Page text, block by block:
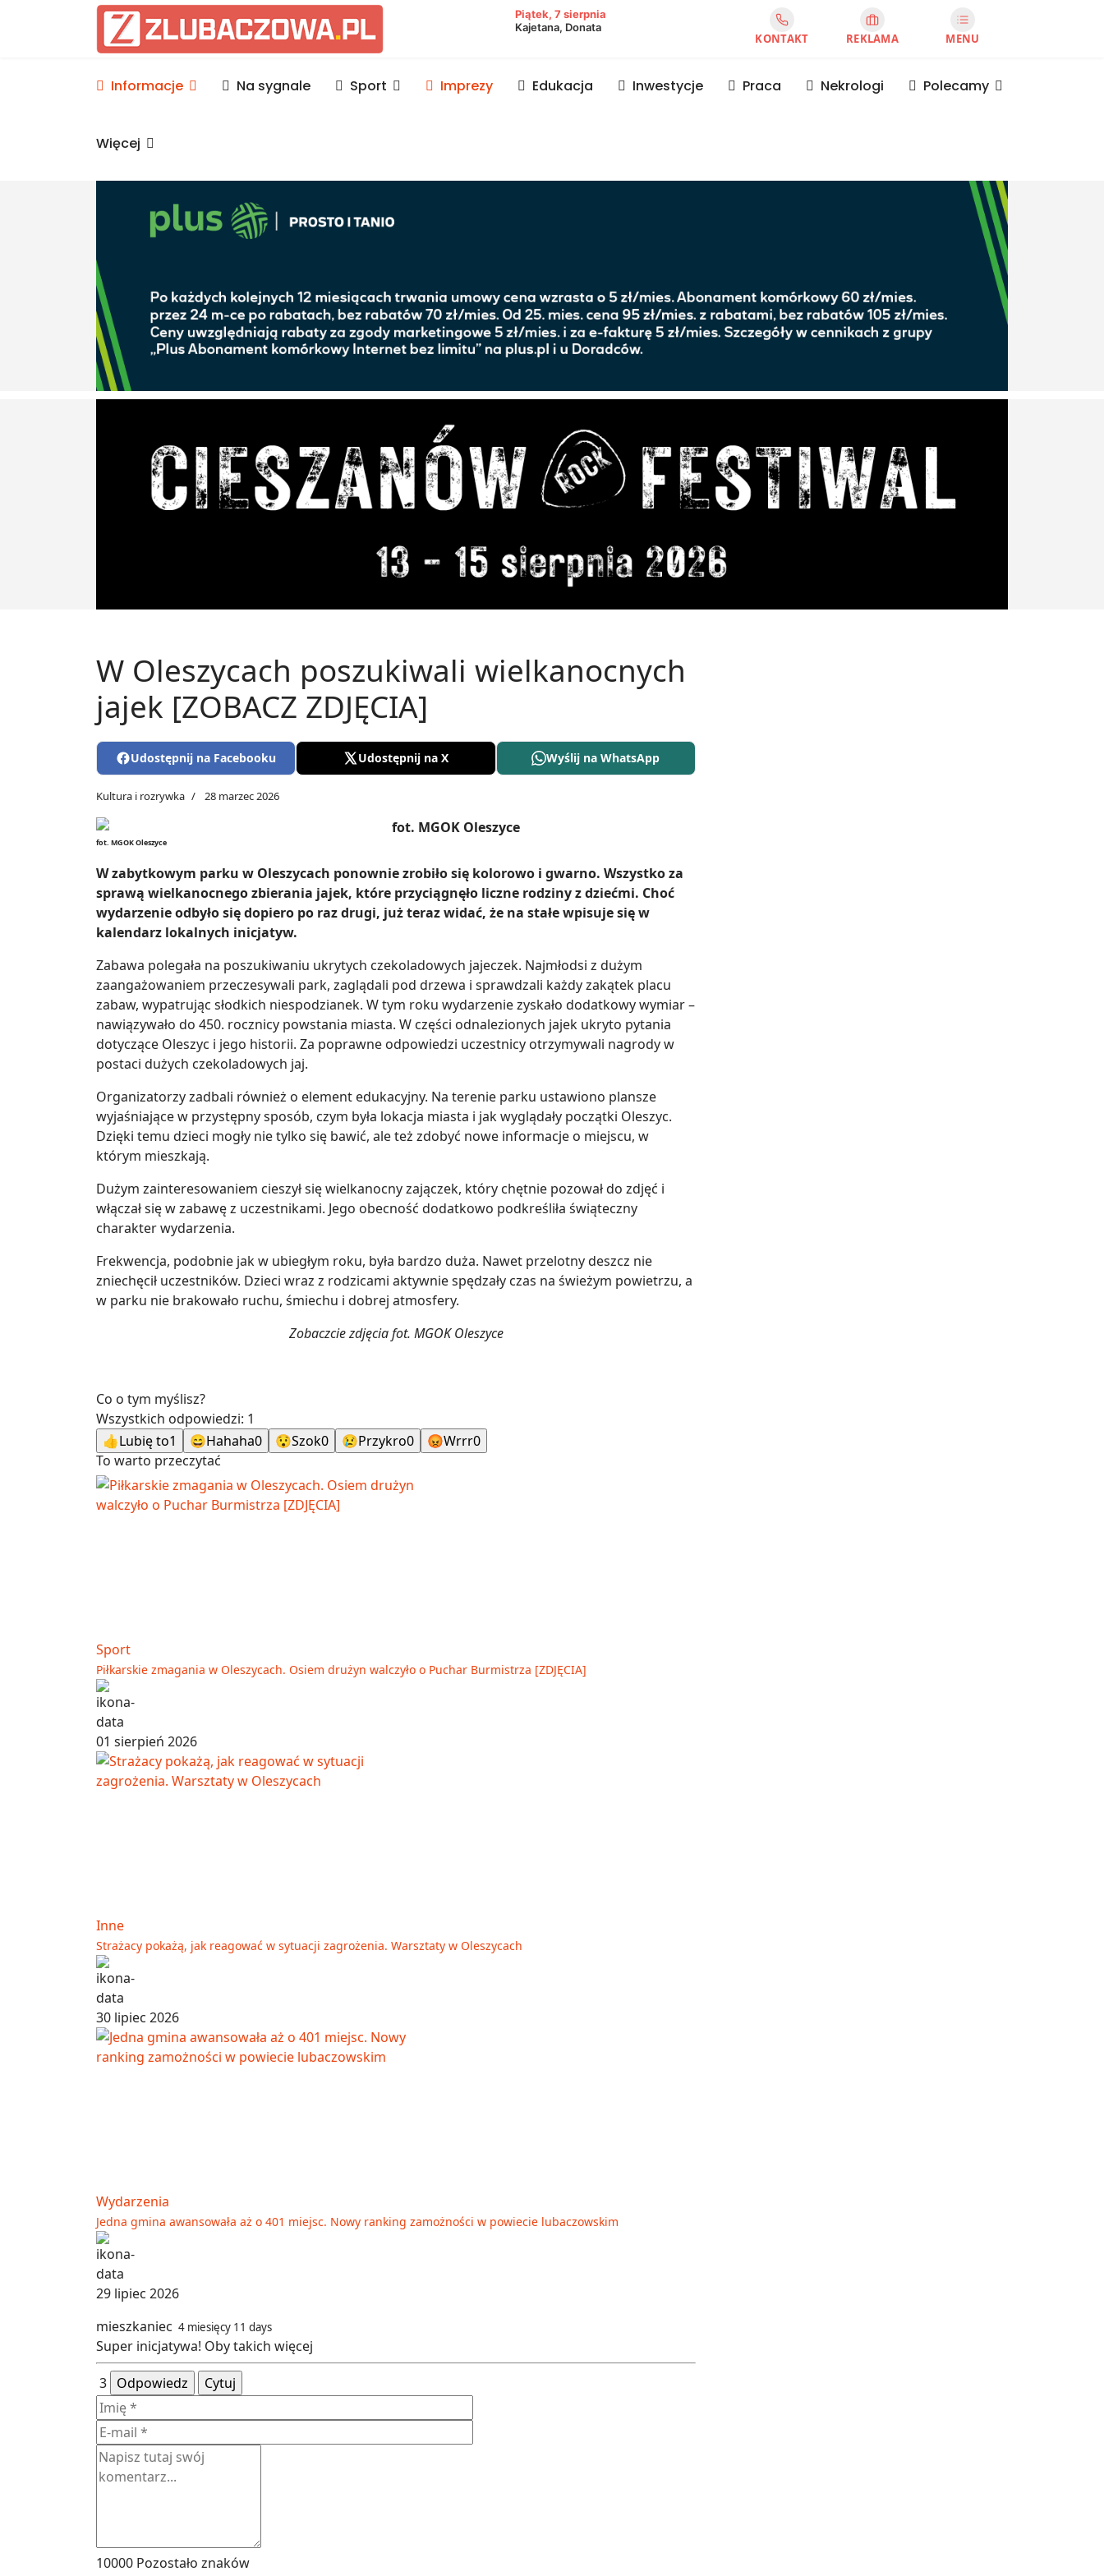
Informacje Lubaczów, powiat lubaczowski
Piątek, 7 sierpnia
Kajetana, Donata
KONTAKT REKLAMA MENU
Informacje Na sygnale Sport Imprezy Edukacja Inwestycje Praca Nekrologi Polecamy
Więcej
W Oleszycach poszukiwali wielkanocnych
jajek [ZOBACZ ZDJĘCIA]
Udostępnij na Facebooku Udostępnij na X Wyślij na WhatsApp
Kultura i rozrywka 28 marzec 2026
fot. MGOK Oleszyce
W zabytkowym parku w Oleszycach ponownie zrobiło się kolorowo i gwarno. Wszystko za
sprawą wielkanocnego zbierania jajek, które przyciągnęło liczne rodziny z dziećmi. Choć
wydarzenie odbyło się dopiero po raz drugi, już teraz widać, że na stałe wpisuje się w
kalendarz lokalnych inicjatyw.
Zabawa polegała na poszukiwaniu ukrytych czekoladowych jajeczek. Najmłodsi z dużym
zaangażowaniem przeczesywali park, zaglądali pod drzewa i sprawdzali każdy zakątek placu
zabaw, wypatrując słodkich niespodzianek. W tym roku wydarzenie zyskało dodatkowy wymiar –
nawiązywało do 450. rocznicy powstania miasta. W części odnalezionych jajek ukryto pytania
dotyczące Oleszyc i jego historii. Za poprawne odpowiedzi uczestnicy otrzymywali nagrody w
postaci dużych czekoladowych jaj.
Organizatorzy zadbali również o element edukacyjny. Na terenie parku ustawiono plansze
wyjaśniające w przystępny sposób, czym była lokacja miasta i jak wyglądały początki Oleszyc.
Dzięki temu dzieci mogły nie tylko się bawić, ale też zdobyć nowe informacje o miejscu, w
którym mieszkają.
Dużym zainteresowaniem cieszył się wielkanocny zajączek, który chętnie pozował do zdjęć i
włączał się w zabawę z uczestnikami. Jego obecność dodatkowo podkreśliła świąteczny
charakter wydarzenia.
Frekwencja, podobnie jak w ubiegłym roku, była bardzo duża. Nawet przelotny deszcz nie
zniechęcił uczestników. Dzieci wraz z rodzicami aktywnie spędzały czas na świeżym powietrzu, a
w parku nie brakowało ruchu, śmiechu i dobrej atmosfery.
Zobaczcie zdjęcia fot. MGOK Oleszyce
Co o tym myślisz?
Wszystkich odpowiedzi: 1
👍Lubię to1 😄Hahaha0 😯Szok0 😢Przykro0 😡Wrrr0
To warto przeczytać
Sport
Piłkarskie zmagania w Oleszycach. Osiem drużyn walczyło o Puchar Burmistrza [ZDJĘCIA]
01 sierpień 2026
Inne
Strażacy pokażą, jak reagować w sytuacji zagrożenia. Warsztaty w Oleszycach
30 lipiec 2026
Wydarzenia
Jedna gmina awansowała aż o 401 miejsc. Nowy ranking zamożności w powiecie lubaczowskim
29 lipiec 2026
mieszkaniec 4 miesięcy 11 days
Super inicjatywa! Oby takich więcej
3 Odpowiedz Cytuj
10000 Pozostało znaków